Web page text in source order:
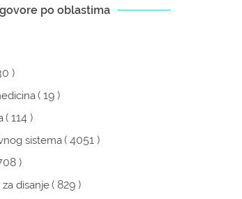
po oblastima
)
( 19 )
( 114 )
sistema( 4051 )
)
disanje( 829 )